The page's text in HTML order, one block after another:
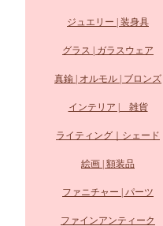
ジュエリー | 装身具
グラス | ガラスウェア
真鍮 | オルモル | ブロンズ
インテリア | 雑貨
ライティング｜シェード
絵画 | 額装品
ファニチャー | パーツ
ファインアンティーク